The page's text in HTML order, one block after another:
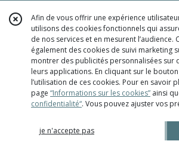
Afin de vous offrir une expérience
utilisons des cookies fonctionnels qui
de nos services et en mesurent l’audience.
également des cookies de suivi marketing
montrer des publicités personnalisées sur
leurs applications. En cliquant sur le bouton
l’utilisation de ces cookies. Pour en savoir
page “Informations sur les cookies” ainsi
confidentialité“. Vous pouvez ajuster vos
je n'accepte pas